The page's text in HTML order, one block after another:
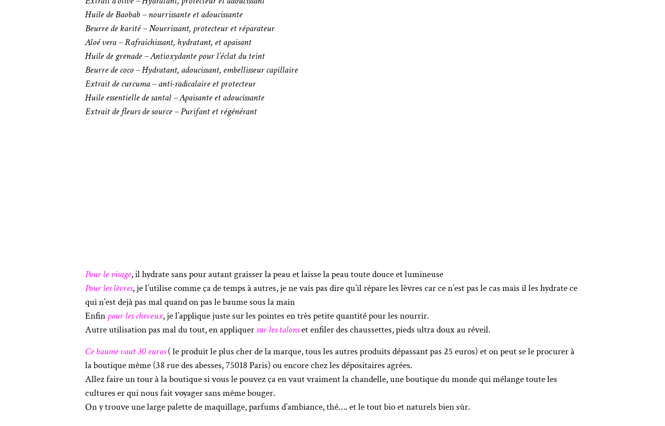
Huile de Baobab – nourrissante et adoucissante
Beurre de karité – Nourrissant, protecteur et réparateur
Aloé vera – Rafraichissant, hydratant, et apaisant
Huile de grenade – Antioxydante pour l’éclat du teint
Beurre de coco – Hydratant, adoucissant, embellisseur capillaire
Extrait de curcuma – anti-radicalaire et protecteur
Huile essentielle de santal – Apaisante et adoucissante
Extrait de fleurs de source – Purifant et régénérant
Pour le visage, il hydrate sans pour autant graisser la peau et laisse la peau toute douce et lumineuse
Pour les lèvres, je l’utilise comme ça de temps à autres, je ne vais pas dire qu’il répare les lèvres car ce n’est pas le cas mais il les hydrate ce
qui n’est dejà pas mal quand on pas le baume sous la main
Enfin pour les cheveux, je l’applique juste sur les pointes en très petite quantité pour les nourrir.
Autre utilisation pas mal du tout, en appliquersur les talonset enfiler des chaussettes, pieds ultra doux au réveil.
Ce baume vaut 30 euros( le produit le plus cher de la marque, tous les autres produits dépassant pas 25 euros) et on peut se le procurer à
la boutique même (38 rue des abesses, 75018 Paris) ou encore chez les dépositaires agrées.
Allez faire un tour à la boutique si vous le pouvez ça en vaut vraiment la chandelle, une boutique du monde qui mélange toute les
cultures er qui nous fait voyager sans même bouger.
On y trouve une large palette de maquillage, parfums d’ambiance, thé…. et le tout bio et naturels bien sûr.